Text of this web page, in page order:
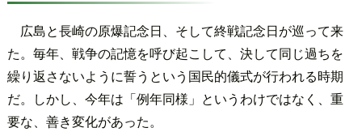
広島と長崎の原爆記念日、そして終戦記念日が巡って来
た。毎年、戦争の記憶を呼び起こして、決して同じ過ちを
繰り返さないように誓うという国民的儀式が行われる時期
だ。しかし、今年は「例年同様」というわけではなく、重
要な、善き変化があった。